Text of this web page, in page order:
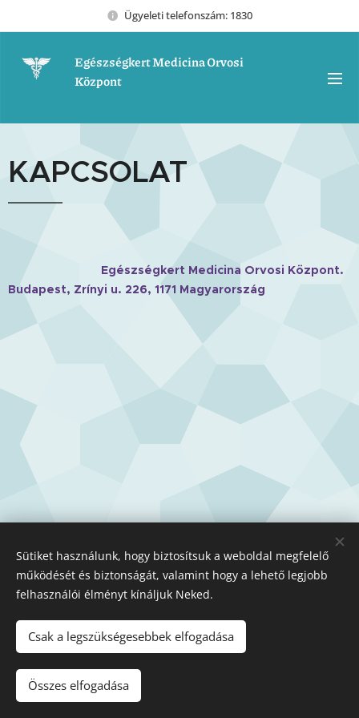
Ügyeleti telefonszám: 1830
Egészségkert Medicina Orvosi
Központ
KAPCSOLAT
Egészségkert Medicina Orvosi Központ.
Budapest, Zrínyi u. 226, 1171 Magyarország
Copyright - Medicina orvosi központ
Sütiket használunk, hogy biztosítsuk a weboldal megfelelő
működését és biztonságát, valamint hogy a lehető legjobb
felhasználói élményt kínáljuk Neked.
Csak a legszükségesebbek elfogadása
Összes elfogadása